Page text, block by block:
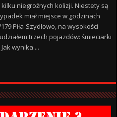
niegroźnych kolizji. Niestety są
miał miejsce w godzinach
Piła-Szydłowo, na wysokości
trzech pojazdów: śmieciarki
wynika ...